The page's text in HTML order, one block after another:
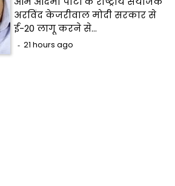
अरविंद केजरीवाल मोदी सरकार से
ई-20 लागू करने से…
21 hours ago